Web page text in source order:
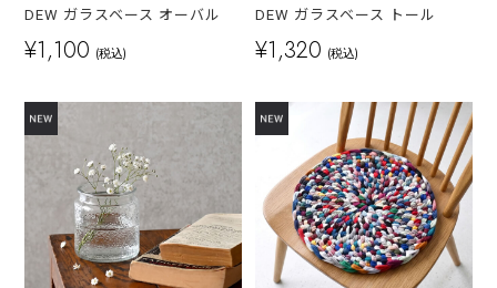
DEW ガラスベース オーバル
¥1,100 (税込)
DEW ガラスベース トール
¥1,320 (税込)